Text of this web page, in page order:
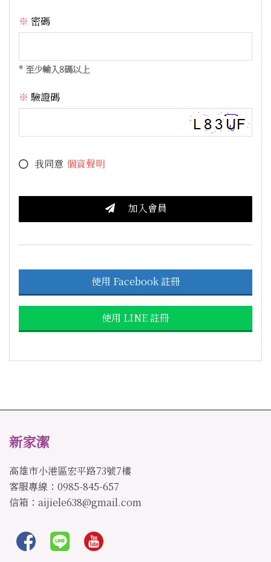
密碼
* 至少輸入8碼以上
驗證碼
我同意 個資聲明
使用 Facebook 註冊
使用 LINE 註冊
新家潔
高雄市小港區宏平路73號7樓
客服專線：0985-845-657
信箱：aijiele638@gmail.com